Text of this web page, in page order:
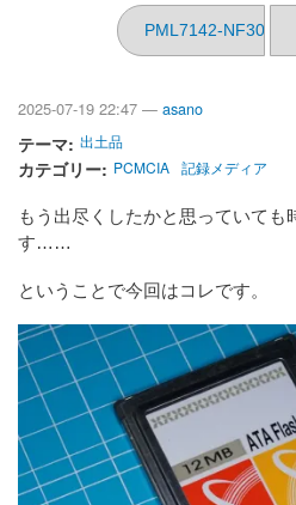
PML7142-NF30
2025-07-19 22:47 — asano
テーマ 出土品
カテゴリー PCMCIA 記録メディア
もう出尽くしたかと思っていても
す……
ということで今回はコレです。